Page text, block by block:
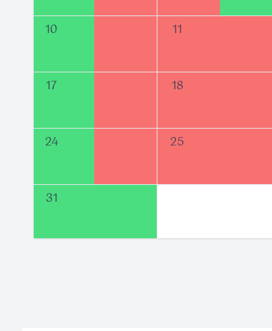
10 11
17 18
24 25
31